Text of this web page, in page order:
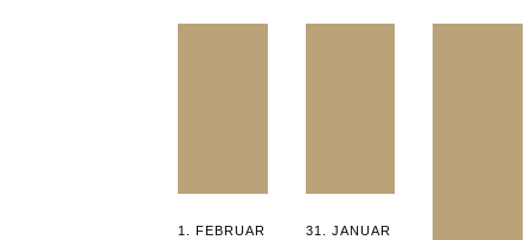
POSTED
1. FEBRUAR
POSTED
31. JANUAR